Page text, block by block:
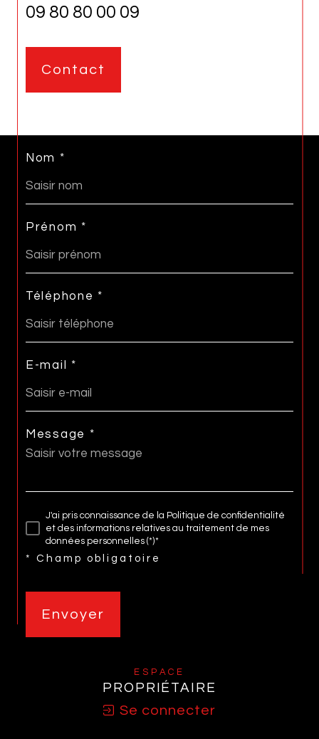
Nom *
Prénom *
Téléphone *
E-mail *
Message *
J'ai pris connaissance de la Politique de confidentialité
et des informations relatives au traitement de mes
données personnelles (*)*
* Champ obligatoire
Envoyer
09 80 80 00 09
Contact
ESPACE
PROPRIÉTAIRE
Se connecter